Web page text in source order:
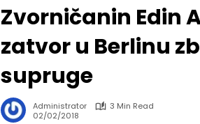
Zvorničanin Edin
zatvor u Berlinu
supruge
Administrator
3 Min Read
02/02/2018